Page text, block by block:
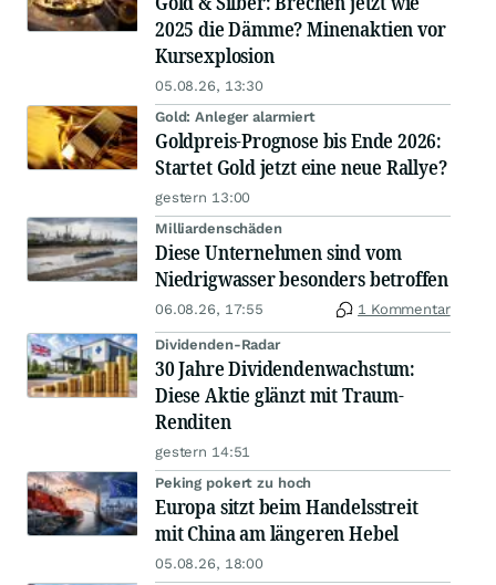
2025 die Dämme? Minenaktien vor
Kursexplosion
05.08.26, 13:30
Gold: Anleger alarmiert
Goldpreis-Prognose bis Ende 2026:
Startet Gold jetzt eine neue Rallye?
gestern 13:00
Milliardenschäden
Diese Unternehmen sind vom
Niedrigwasser besonders betroffen
06.08.26, 17:55 1 Kommentar
Dividenden-Radar
30 Jahre Dividendenwachstum:
Diese Aktie glänzt mit Traum-
Renditen
gestern 14:51
Peking pokert zu hoch
Europa sitzt beim Handelsstreit
mit China am längeren Hebel
05.08.26, 18:00